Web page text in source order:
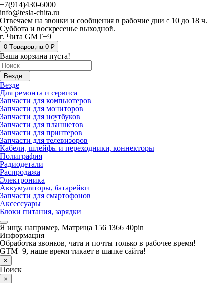
+7(914)430-6000
info@tesla-chita.ru
Отвечаем на звонки и сообщения в рабочие дни с 10 до 18 ч.
Суббота и воскресенье выходной.
г. Чита GMT+9
0 Tоваров,на 0 ₽
Ваша корзина пуста!
Везде
Везде
Для ремонта и сервиса
Запчасти для компьютеров
Запчасти для мониторов
Запчасти для ноутбуков
Запчасти для планшетов
Запчасти для принтеров
Запчасти для телевизоров
Кабели, шлейфы и переходники, коннекторы
Полиграфия
Радиодетали
Распродажа
Электроника
Аккумуляторы, батарейки
Запчасти для смартофонов
Аксессуары
Блоки питания, зарядки
Я ищу, например, Матрица 156 1366 40pin
Информация
Обработка звонков, чата и почты только в рабочее время!
GTM+9, наше время тикает в шапке сайта!
×
Поиск
×